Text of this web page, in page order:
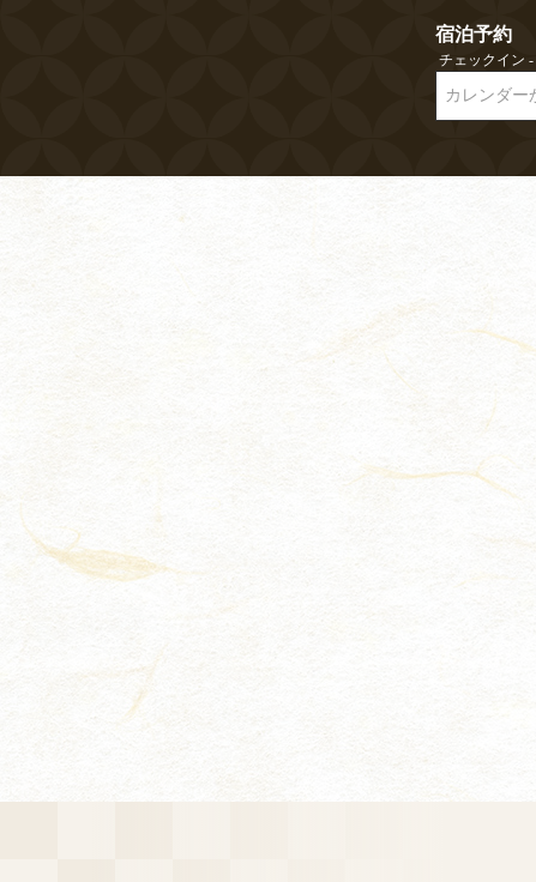
宿泊予約
チェックイン
カレンダー